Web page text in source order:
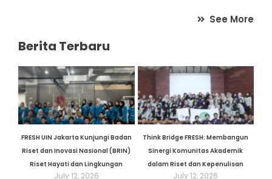
See More
Berita Terbaru
FRESH UIN Jakarta Kunjungi Badan
Riset dan Inovasi Nasional (BRIN)
Riset Hayati dan Lingkungan
July 12, 2026
Think Bridge FRESH: Membangun
Sinergi Komunitas Akademik
dalam Riset dan Kepenulisan
July 12, 2026